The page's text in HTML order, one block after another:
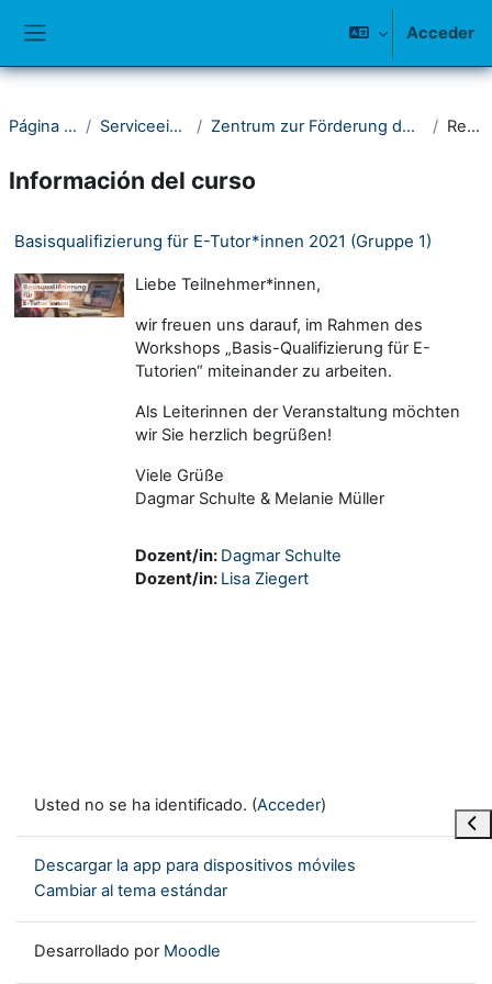
Acceder
Página Principal Serviceeinrichtungen Zentrum zur Förderung der Hochschullehre (ZFH) Resumen
Información del curso
Basisqualifizierung für E-Tutor*innen 2021 (Gruppe 1)
Liebe Teilnehmer*innen,
wir freuen uns darauf, im Rahmen des
Workshops „Basis-Qualifizierung für E-
Tutorien“ miteinander zu arbeiten.
Als Leiterinnen der Veranstaltung möchten
wir Sie herzlich begrüßen!
Viele Grüße
Dagmar Schulte & Melanie Müller
Dozent/in: Dagmar Schulte
Dozent/in: Lisa Ziegert
Usted no se ha identificado. (Acceder)
Descargar la app para dispositivos móviles
Cambiar al tema estándar
Desarrollado por Moodle